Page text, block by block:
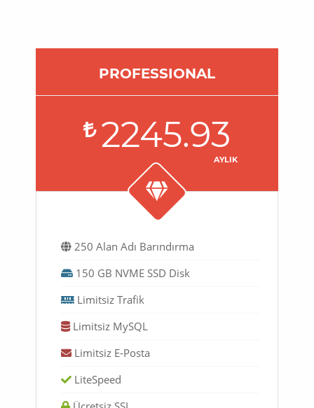
PROFESSIONAL
2245.93
AYLIK
250 Alan Adı Barındırma
150 GB NVME SSD Disk
Limitsiz Trafik
Limitsiz MySQL
Limitsiz E-Posta
LiteSpeed